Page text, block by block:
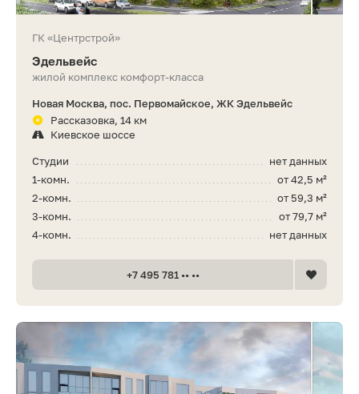
ГК «Центрстрой»
Эдельвейс
жилой комплекс комфорт-класса
Новая Москва, пос. Первомайское, ЖК Эдельвейс
Рассказовка, 14 км
Киевское шоссе
нет данных
Студии
от 42,5 м²
1-комн.
от 59,3 м²
2-комн.
от 79,7 м²
3-комн.
нет данных
4-комн.
+7 495 781 •• ••